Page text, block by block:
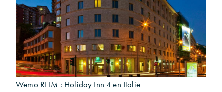
Wemo REIM : Holiday Inn 4 en Italie